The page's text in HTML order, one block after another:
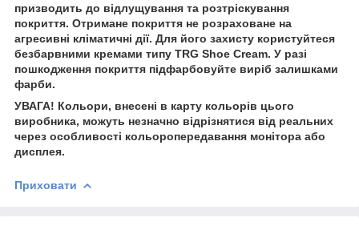
призводить до відлущування та розтріскування
покриття. Отримане покриття не розраховане на
агресивні кліматичні дії. Для його захисту користуйтеся
безбарвними кремами типу TRG Shoe Cream. У разі
пошкодження покриття підфарбовуйте виріб залишками
фарби.
УВАГА! Кольори, внесені в карту кольорів цього
виробника, можуть незначно відрізнятися від реальних
через особливості кольоропередавання монітора або
дисплея.
Приховати